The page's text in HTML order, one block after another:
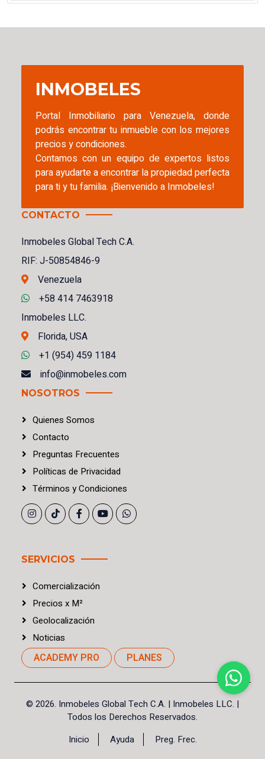
INMOBELES
Portal Inmobiliario para Venezuela, donde
podrás encontrar tu inmueble con los mejores
precios y condiciones.
Contamos con un equipo de expertos listos
para ayudarte a encontrar la propiedad perfecta
para ti y tu familia. ¡Bienvenido a Inmobeles!
CONTACTO
Inmobeles Global Tech C.A.
RIF: J-50854846-9
Venezuela
+58 414 7463918
Inmobeles LLC.
Florida, USA
+1 (954) 459 1184
info@inmobeles.com
NOSOTROS
Quienes Somos
Contacto
Preguntas Frecuentes
Políticas de Privacidad
Términos yCondiciones
SERVICIOS
Comercialización
Precios x M²
Geolocalización
Noticias
ACADEMY PRO PLANES
© 2026. Inmobeles Global Tech C.A. | Inmobeles LLC. |
Todos los Derechos Reservados.
Inicio
Ayuda Preg. Frec.